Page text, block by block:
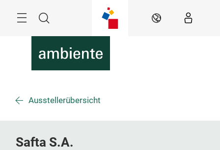
Suche DE
Ausstellerübersicht
Safta S.A.